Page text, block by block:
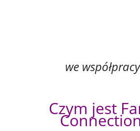
we
Czym jest